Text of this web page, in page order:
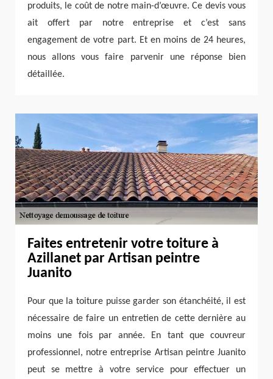
produits, le coût de notre main-d’œuvre. Ce devis vous
ait offert par notre entreprise et c’est sans
engagement de votre part. Et en moins de 24 heures,
nous allons vous faire parvenir une réponse bien
détaillée.
Faites entretenir votre toiture à
Azillanet par Artisan peintre
Juanito
Pour que la toiture puisse garder son étanchéité, il est
nécessaire de faire un entretien de cette dernière au
moins une fois par année. En tant que couvreur
professionnel, notre entreprise Artisan peintre Juanito
peut se mettre à votre service pour effectuer un